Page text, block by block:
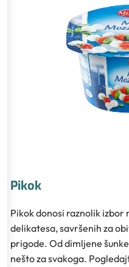
Pikok
Pikok donosi raznolik izbor
delikatesa, savršenih za
prigode. Od dimljene
nešto za svakoga.